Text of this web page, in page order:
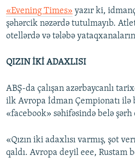
«Evening Times» yazır ki,
şəhərcik nəzərdə tutulmayıb.
otellərdə və tələbə
QIZIN İKİ ADAXLISI
ABŞ-da çalışan azərbaycanlı
ilk Avropa İdman Çempionatı ilə
«facebook» səhifəsində belə şərh
«Qızın iki adaxlısı varmış, şot
qaldı. Avropa deyil eee, Rustam